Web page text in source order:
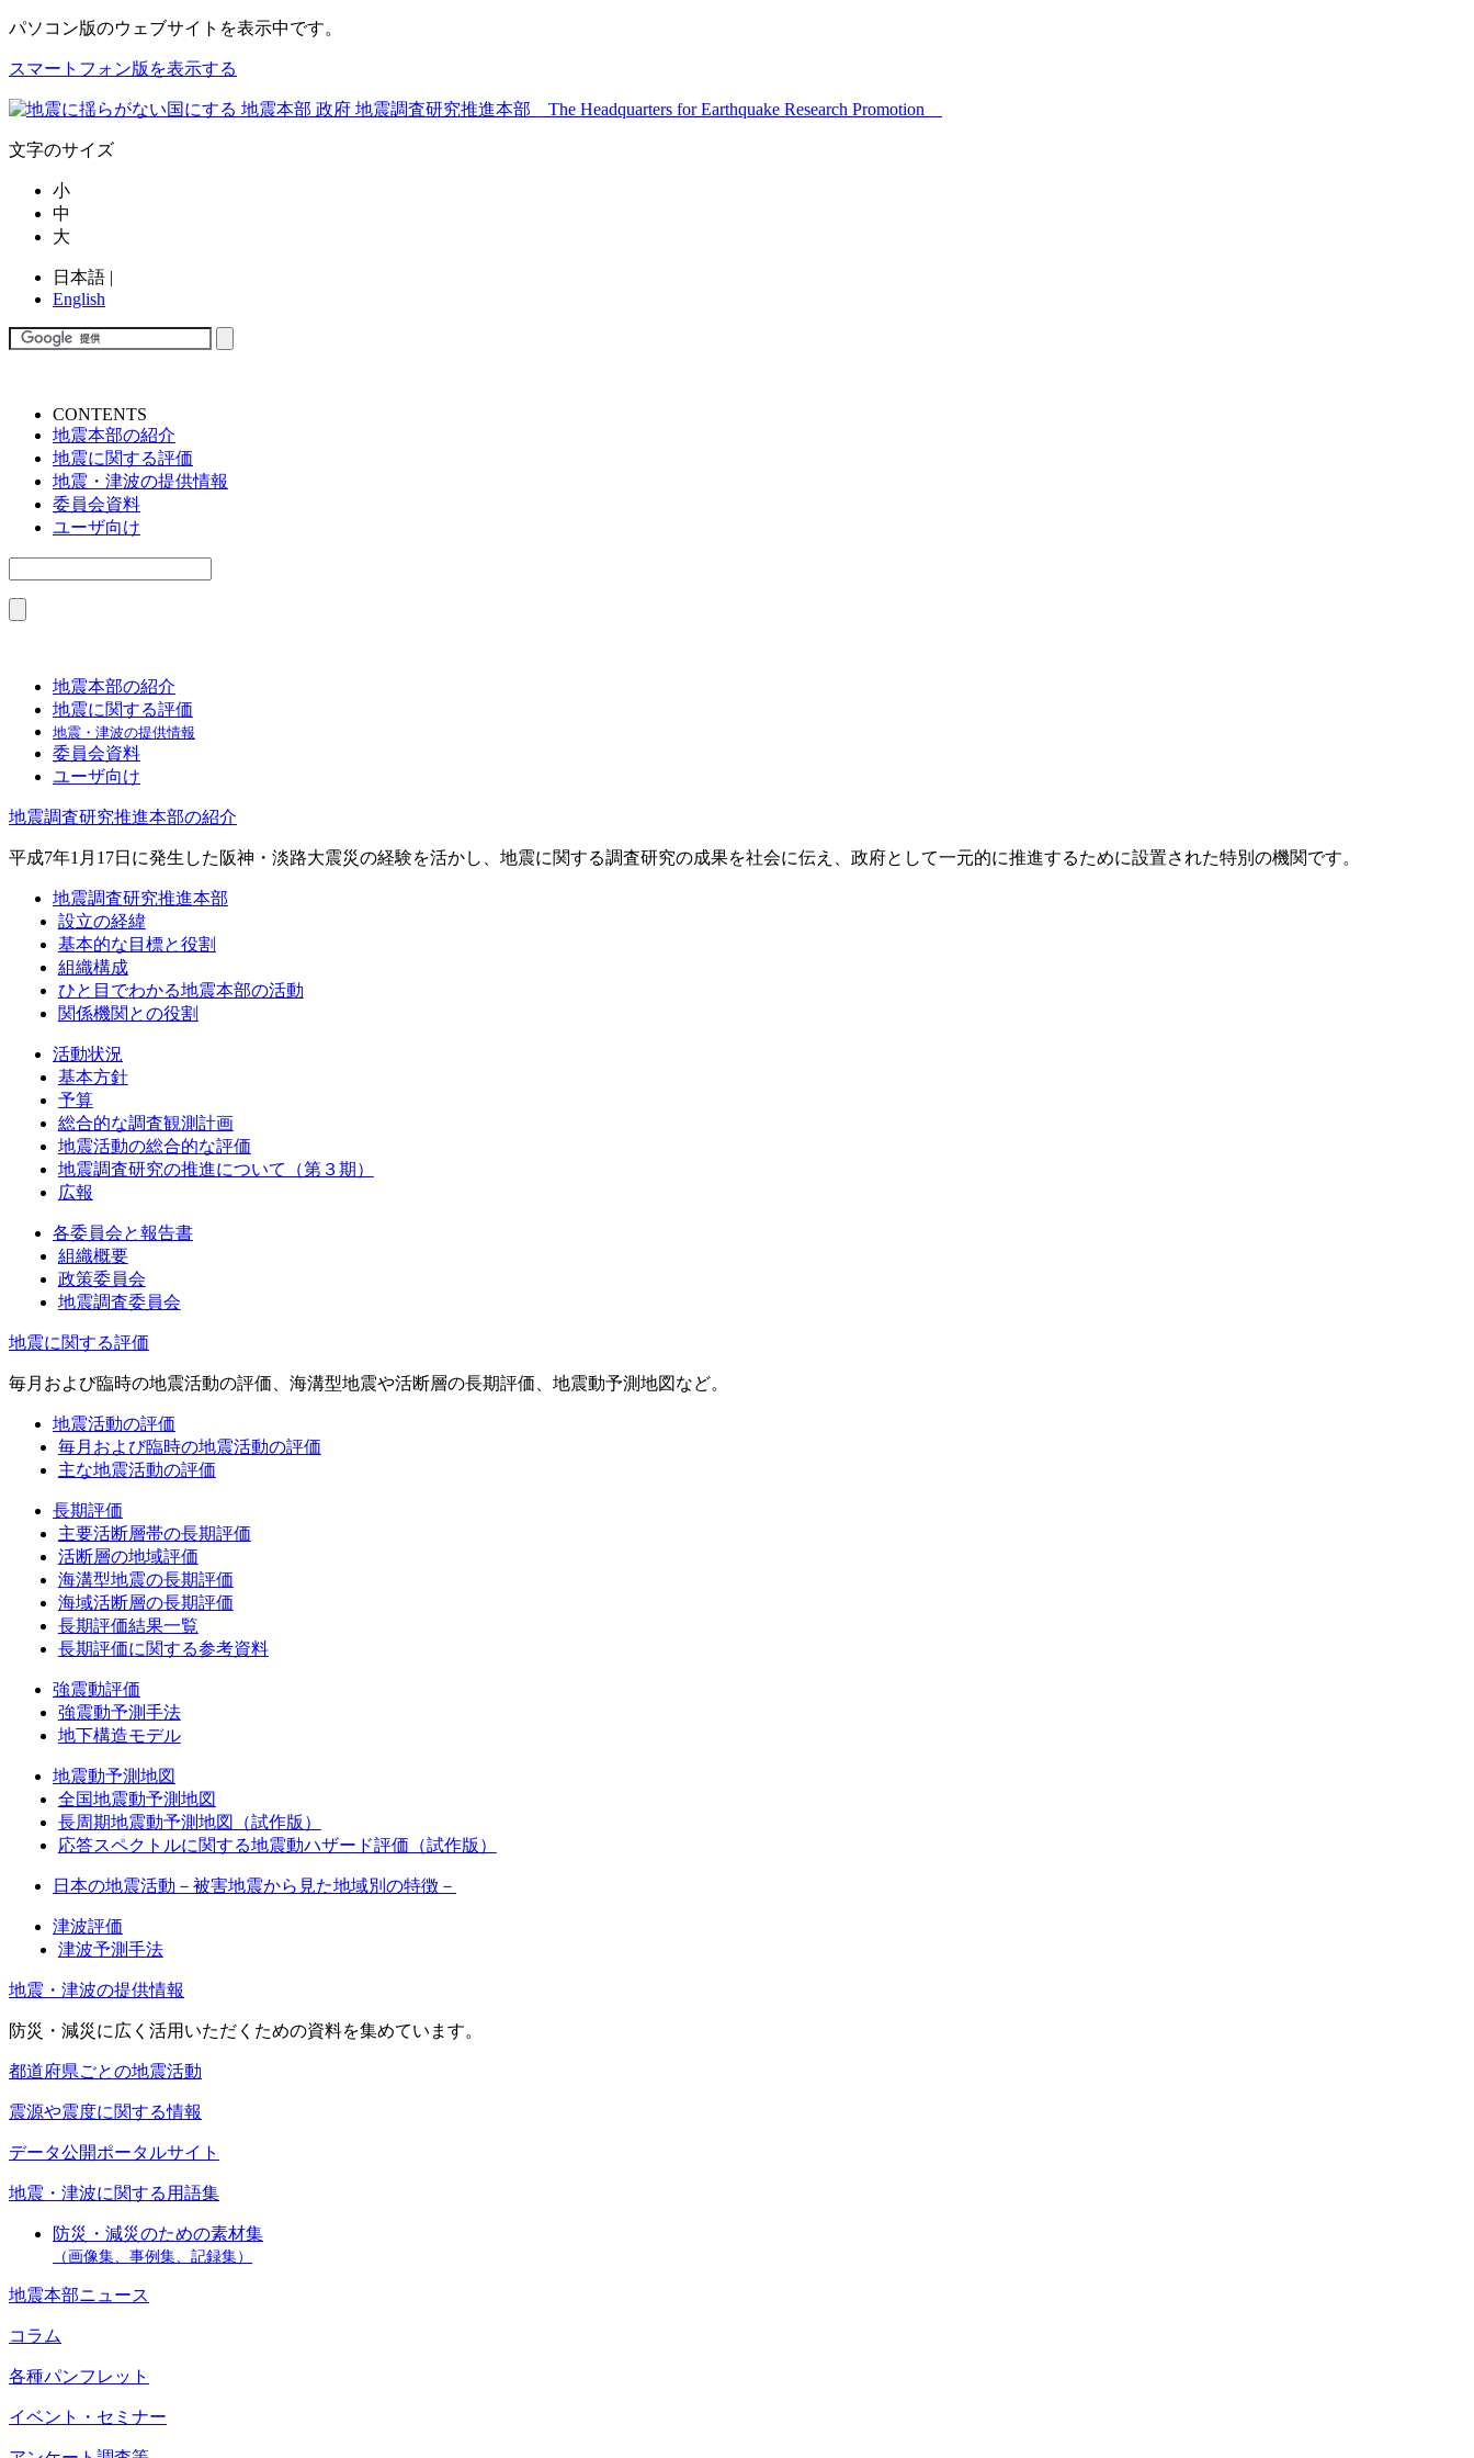
パソコン版のウェブサイトを表示中です。
スマートフォン版を表示する
文字のサイズ
小
中
大
日本語 |
English
CONTENTS
地震本部の紹介
地震に関する評価
地震・津波の提供情報
委員会資料
ユーザ向け
地震本部の紹介
地震に関する評価
地震・津波の提供情報
委員会資料
ユーザ向け
地震調査研究推進本部の紹介
平成7年1月17日に発生した阪神・淡路大震災の経験を活かし、地震に関する調査研究の成果を社会に伝え、政府として一元的に推進するために設置された特別の機関です。
地震調査研究推進本部
設立の経緯
基本的な目標と役割
組織構成
ひと目でわかる地震本部の活動
関係機関との役割
活動状況
基本方針
予算
総合的な調査観測計画
地震活動の総合的な評価
地震調査研究の推進について（第３期）
広報
各委員会と報告書
組織概要
政策委員会
地震調査委員会
地震に関する評価
毎月および臨時の地震活動の評価、海溝型地震や活断層の長期評価、地震動予測地図など。
地震活動の評価
毎月および臨時の地震活動の評価
主な地震活動の評価
長期評価
主要活断層帯の長期評価
活断層の地域評価
海溝型地震の長期評価
海域活断層の長期評価
長期評価結果一覧
長期評価に関する参考資料
強震動評価
強震動予測手法
地下構造モデル
地震動予測地図
全国地震動予測地図
長周期地震動予測地図（試作版）
応答スペクトルに関する地震動ハザード評価（試作版）
日本の地震活動－被害地震から見た地域別の特徴－
津波評価
津波予測手法
地震・津波の提供情報
防災・減災に広く活用いただくための資料を集めています。
都道府県ごとの地震活動
震源や震度に関する情報
データ公開ポータルサイト
地震・津波に関する用語集
防災・減災のための素材集
（画像集、事例集、記録集）
地震本部ニュース
コラム
各種パンフレット
イベント・セミナー